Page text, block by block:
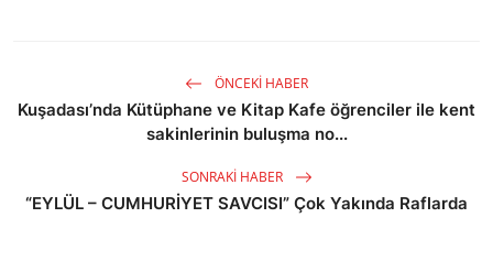
ÖNCEKI HABER
Kuşadası’nda Kütüphane ve Kitap Kafe öğrenciler ile kent
sakinlerinin buluşma no...
SONRAKI HABER
“EYLÜL – CUMHURİYET SAVCISI” Çok Yakında Raflarda